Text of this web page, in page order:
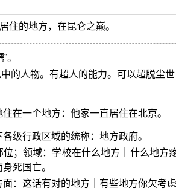
住的地方，在昆仑之巅。
。
的人物。有超人的能力。可以超脱尘
在一个地方：他家一直居住在北京。
级行政区域的统称：地方政府。
；领域：学校在什么地方｜什么地方
死国亡。
：这话有对的地方｜有些地方你欠考